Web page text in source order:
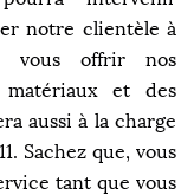
notre clientèle à
vous offrir nos
matériaux et des
aussi à la charge
Sachez que, vous
tant que vous